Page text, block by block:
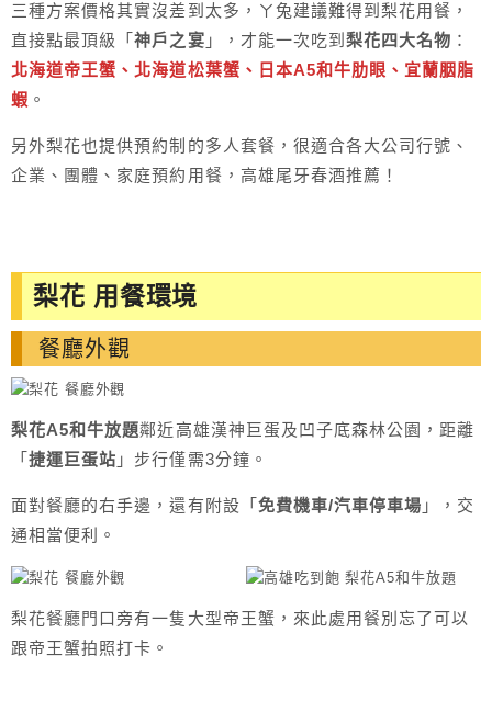
三種方案價格其實沒差到太多，ㄚ兔建議難得到梨花用餐，
直接點最頂級「神戶之宴 」，才能一次吃到 梨花四大名物 ：
北海道帝王蟹、北海道松葉蟹、日本A5和牛肋眼、宜蘭胭脂
蝦 。
另外梨花也提供預約制的多人套餐，很適合各大公司行號、
企業、團體、家庭預約用餐，高雄尾牙春酒推薦！
梨花 用餐環境
餐廳外觀
梨花A5和牛放題鄰近高雄漢神巨蛋及凹子底森林公園，距離
「捷運巨蛋站 」步行僅需3分鐘。
面對餐廳的右手邊，還有附設「 免費機車/汽車停車場 」，交
通相當便利。
梨花餐廳門口旁有一隻大型帝王蟹，來此處用餐別忘了可以
跟帝王蟹拍照打卡。